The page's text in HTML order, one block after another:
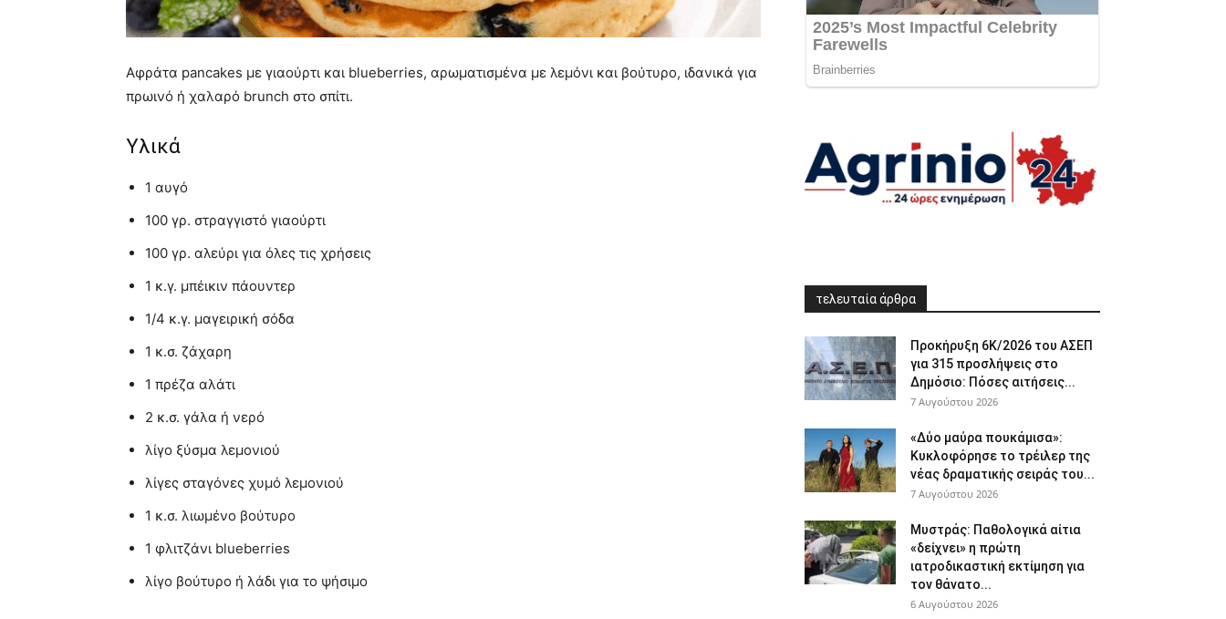
Αφράτα pancakes με γιαούρτι και blueberries, αρωματισμένα με λεμόνι και βούτυρο, ιδανικά για
πρωινό ή χαλαρό brunch στο σπίτι.
Υλικά
1 αυγό
100 γρ. στραγγιστό γιαούρτι
100 γρ. αλεύρι για όλες τις χρήσεις
1 κ.γ. μπέικιν πάουντερ
1/4 κ.γ. μαγειρική σόδα
1 κ.σ. ζάχαρη
1 πρέζα αλάτι
2 κ.σ. γάλα ή νερό
λίγο ξύσμα λεμονιού
λίγες σταγόνες χυμό λεμονιού
1 κ.σ. λιωμένο βούτυρο
1 φλιτζάνι blueberries
λίγο βούτυρο ή λάδι για το ψήσιμο
τελευταία άρθρα
Προκήρυξη 6Κ/2026 του ΑΣΕΠ
για 315 προσλήψεις στο
Δημόσιο: Πόσες αιτήσεις...
7 Αυγούστου 2026
«Δύο μαύρα πουκάμισα»:
Κυκλοφόρησε το τρέιλερ της
νέας δραματικής σειράς του...
7 Αυγούστου 2026
Μυστράς: Παθολογικά αίτια
«δείχνει» η πρώτη
ιατροδικαστική εκτίμηση για
τον θάνατο...
6 Αυγούστου 2026